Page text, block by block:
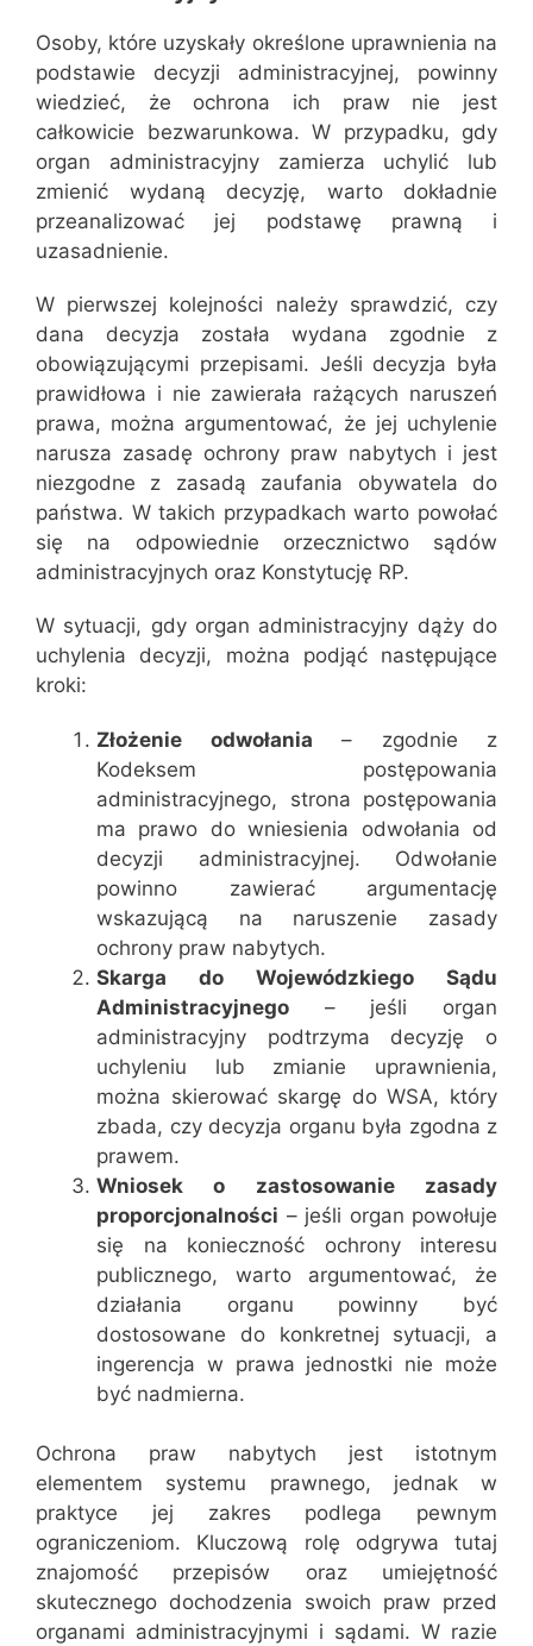
Osoby, które uzyskały określone uprawnienia na
podstawie decyzji administracyjnej, powinny
wiedzieć, że ochrona ich praw nie jest
całkowicie bezwarunkowa. W przypadku, gdy
organ administracyjny zamierza uchylić lub
zmienić wydaną decyzję, warto dokładnie
przeanalizować jej podstawę prawną i
uzasadnienie.
W pierwszej kolejności należy sprawdzić, czy
dana decyzja została wydana zgodnie z
obowiązującymi przepisami. Jeśli decyzja była
prawidłowa i nie zawierała rażących naruszeń
prawa, można argumentować, że jej uchylenie
narusza zasadę ochrony praw nabytych i jest
niezgodne z zasadą zaufania obywatela do
państwa. W takich przypadkach warto powołać
się na odpowiednie orzecznictwo sądów
administracyjnych oraz Konstytucję RP.
W sytuacji, gdy organ administracyjny dąży do
uchylenia decyzji, można podjąć następujące
kroki:
Złożenie odwołania – zgodnie z
Kodeksem postępowania
administracyjnego, strona postępowania
ma prawo do wniesienia odwołania od
decyzji administracyjnej. Odwołanie
powinno zawierać argumentację
wskazującą na naruszenie zasady
ochrony praw nabytych.
Skarga do Wojewódzkiego Sądu
Administracyjnego – jeśli organ
administracyjny podtrzyma decyzję o
uchyleniu lub zmianie uprawnienia,
można skierować skargę do WSA, który
zbada, czy decyzja organu była zgodna z
prawem.
Wniosek o zastosowanie zasady
proporcjonalności – jeśli organ powołuje
się na konieczność ochrony interesu
publicznego, warto argumentować, że
działania organu powinny być
dostosowane do konkretnej sytuacji, a
ingerencja w prawa jednostki nie może
być nadmierna.
Ochrona praw nabytych jest istotnym
elementem systemu prawnego, jednak w
praktyce jej zakres podlega pewnym
ograniczeniom. Kluczową rolę odgrywa tutaj
znajomość przepisów oraz umiejętność
skutecznego dochodzenia swoich praw przed
organami administracyjnymi i sądami. W razie